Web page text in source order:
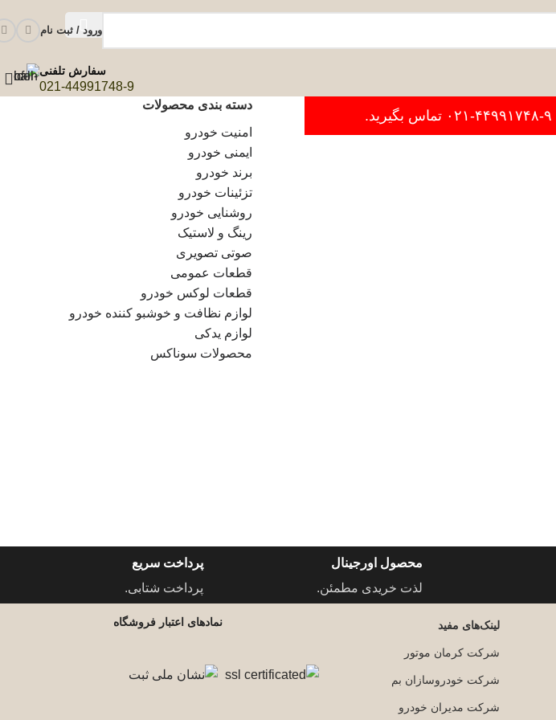
ورود / ثبت نام
سفارش تلفنی
021-44991748-9
دسته بندی محصولات
امنیت خودرو
ایمنی خودرو
برند خودرو
تزئینات خودرو
روشنایی خودرو
رینگ و لاستیک
صوتی تصویری
قطعات عمومی
قطعات لوکس خودرو
لوازم نظافت و خوشبو کننده خودرو
لوازم یدکی
محصولات سوناکس
محصول اورجینال
لذت خریدی مطمئن.
پرداخت سریع
پرداخت شتابی.
لینک‌های مفید
شرکت کرمان موتور
شرکت خودروسازان بم
شرکت مدیران خودرو
نمادهای اعتبار فروشگاه